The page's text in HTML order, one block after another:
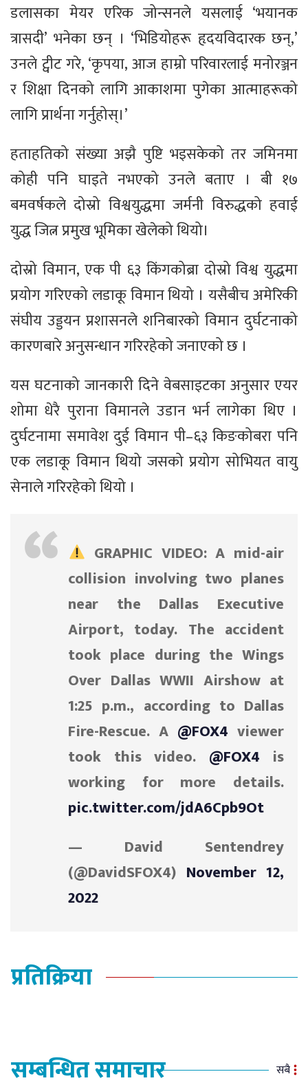
डलासका मेयर एरिक जोन्सनले यसलाई ‘भयानक
त्रासदी’ भनेका छन् । ‘भिडियोहरू हृदयविदारक छन्,’
उनले ट्वीट गरे, ‘कृपया, आज हाम्रो परिवारलाई मनोरञ्जन
र शिक्षा दिनको लागि आकाशमा पुगेका आत्माहरूको
लागि प्रार्थना गर्नुहोस्।’
हताहतिको संख्या अझै पुष्टि भइसकेको तर जमिनमा
कोही पनि घाइते नभएको उनले बताए । बी १७
बमवर्षकले दोस्रो विश्वयुद्धमा जर्मनी विरुद्धको हवाई
युद्ध जित्न प्रमुख भूमिका खेलेको थियो।
दोस्रो विमान, एक पी ६३ किंगकोब्रा दोस्रो विश्व युद्धमा
प्रयोग गरिएको लडाकू विमान थियो । यसैबीच अमेरिकी
संघीय उड्डयन प्रशासनले शनिबारको विमान दुर्घटनाको
कारणबारे अनुसन्धान गरिरहेको जनाएको छ ।
यस घटनाको जानकारी दिने वेबसाइटका अनुसार एयर
शोमा धेरै पुराना विमानले उडान भर्न लागेका थिए ।
दुर्घटनामा समावेश दुई विमान पी–६३ किङकोबरा पनि
एक लडाकू विमान थियो जसको प्रयोग सोभियत वायु
सेनाले गरिरहेको थियो ।
GRAPHIC VIDEO: A mid-air
collision involving two planes
near the Dallas Executive
Airport, today. The accident
took place during the Wings
Over Dallas WWII Airshow at
1:25 p.m., according to Dallas
Fire-Rescue. A @FOX4 viewer
took this video. @FOX4 is
working for more details.
pic.twitter.com/jdA6Cpb9Ot
— David Sentendrey
(@DavidSFOX4) November 12,
2022
प्रतिक्रिया
सम्बन्धित समाचार सबै